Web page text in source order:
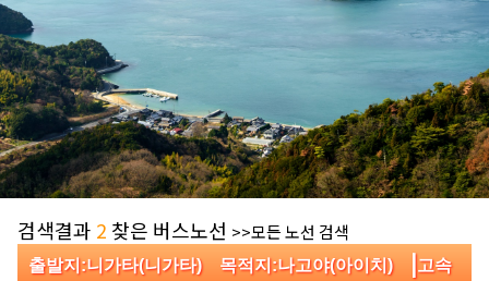
검색결과 2 찾은 버스노선 >>모든 노선 검색
출발지:니가타(니가타) 목적지:나고야(아이치) |고속